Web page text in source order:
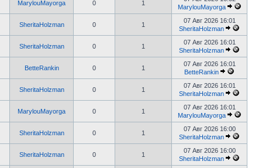
MarylouMayorga 0 1
MarylouMayorga
SheritaHolzman 0 1
07 Авг 2026 16:01
SheritaHolzman
SheritaHolzman 0 1
07 Авг 2026 16:01
SheritaHolzman
BetteRankin 0 1
07 Авг 2026 16:01
BetteRankin
SheritaHolzman 0 1
07 Авг 2026 16:01
SheritaHolzman
MarylouMayorga 0 1
07 Авг 2026 16:01
MarylouMayorga
SheritaHolzman 0 1
07 Авг 2026 16:00
SheritaHolzman
SheritaHolzman 0 1
07 Авг 2026 16:00
SheritaHolzman